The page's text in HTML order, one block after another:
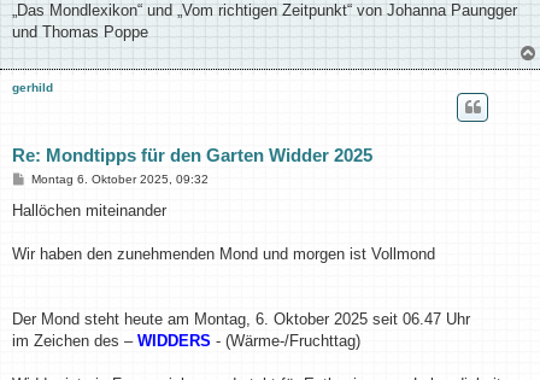
„Das Mondlexikon“ und „Vom richtigen Zeitpunkt“ von Johanna Paungger
und Thomas Poppe
gerhild
Re: Mondtipps für den Garten Widder 2025
B
i
a
Montag 6. Oktober 2025, 09:32
Hallöchen miteinander
Wir haben den zunehmenden Mond und morgen ist Vollmond
Der Mond steht heute am Montag, 6. Oktober 2025 seit 06.47 Uhr
im Zeichen des – WIDDERS - (Wärme-/Fruchttag)